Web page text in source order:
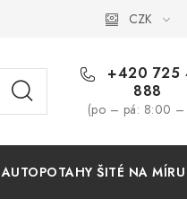
Obchodní podmínky
CZK
+420 725
888
(po – pá: 8:00
AUTOPOTAHY ŠITÉ NA MÍRU